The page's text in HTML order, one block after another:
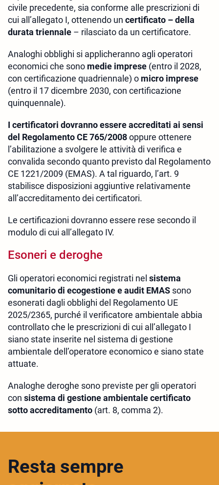
civile precedente, sia conforme alle prescrizioni di
cui all’allegato I, ottenendo un certificato – della
durata triennale – rilasciato da un certificatore.
Analoghi obblighi si applicheranno agli operatori
economici che sono medie imprese (entro il 2028,
con certificazione quadriennale) o micro imprese
(entro il 17 dicembre 2030, con certificazione
quinquennale).
I certificatori dovranno essere accreditati ai sensi
del Regolamento CE 765/2008oppure ottenere
l’abilitazione a svolgere le attività di verifica e
convalida secondo quanto previsto dal Regolamento
CE 1221/2009 (EMAS). A tal riguardo, l’art. 9
stabilisce disposizioni aggiuntive relativamente
all’accreditamento dei certificatori.
Le certificazioni dovranno essere rese secondo il
modulo di cui all’allegato IV.
Esoneri e deroghe
Gli operatori economici registrati nel sistema
comunitario di ecogestione e audit EMAS sono
esonerati dagli obblighi del Regolamento UE
2025/2365, purché il verificatore ambientale abbia
controllato che le prescrizioni di cui all’allegato I
siano state inserite nel sistema di gestione
ambientale dell’operatore economico e siano state
attuate.
Analoghe deroghe sono previste per gli operatori
con sistema di gestione ambientale certificato
sotto accreditamento (art. 8, comma 2).
Resta sempre